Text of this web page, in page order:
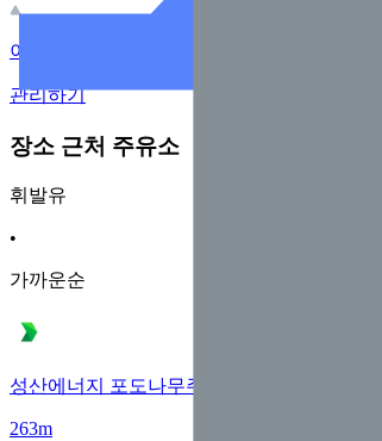
이 주유소의 사장님이신가요?
관리하기
장소 근처 주유소
휘발유
•
가까운순
성산에너지 포도나무주유소
263m